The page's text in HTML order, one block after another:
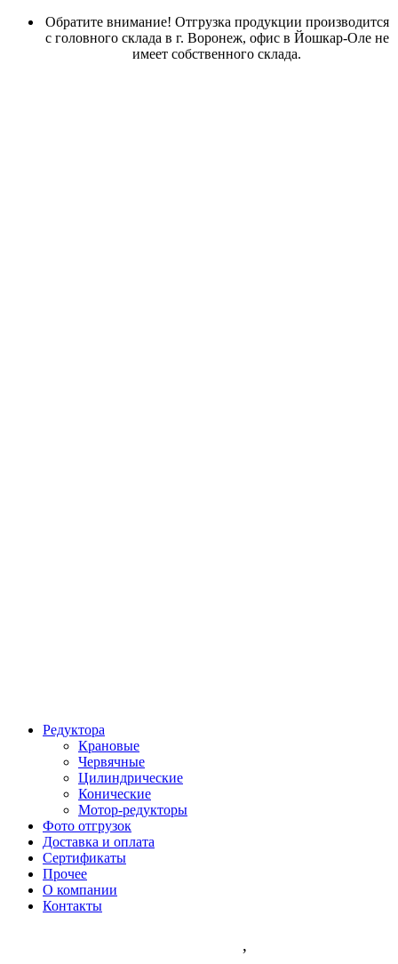
Обратите внимание! Отгрузка продукции производится
с головного склада в г. Воронеж, офис в Йошкар-Оле не
имеет собственного склада.
Редуктора
Крановые
Червячные
Цилиндрические
Конические
Мотор-редукторы
Фото отгрузок
Доставка и оплата
Сертификаты
Прочее
О компании
Контакты
,